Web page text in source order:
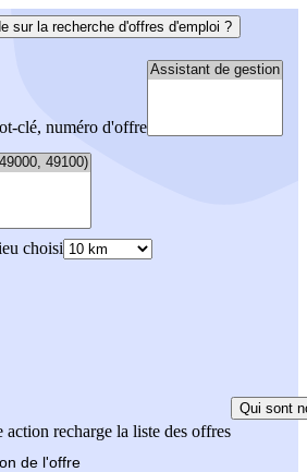
sur la recherche d'offres d'emploi ?
clé, numéro d'offre
choisi
action recharge la liste des offres
Qui sont
de l'offre